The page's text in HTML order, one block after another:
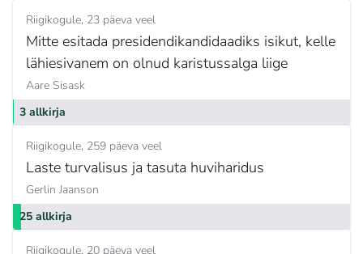
Riigikogule 23 päeva veel
Mitte esitada presidendikandidaadiks isikut, kelle
lähiesivanem on olnud karistussalga liige
Aare Sisask
3 allkirja
Riigikogule 259 päeva veel
Laste turvalisus ja tasuta huviharidus
Gerlin Jaanson
25 allkirja
Riigikogule 20 päeva veel